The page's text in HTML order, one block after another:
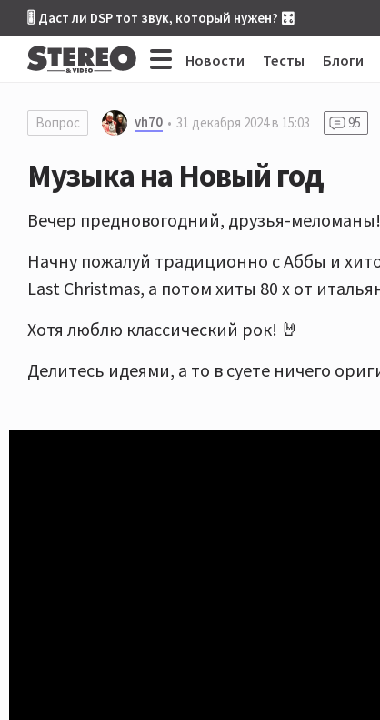
🎚 Даст ли DSP тот звук, который нужен? 🎛
Новости Тесты Блоги
Вопрос vh70 31 декабря 2024 в 15:03 95
Музыка на Новый год
Вечер предновогодний, друзья-
Начну пожалуй традиционно с Аббы и
Last Christmas, а потом хиты 80 х от
Хотя люблю классический рок! 🤘
Делитесь идеями, а то в суете ничего